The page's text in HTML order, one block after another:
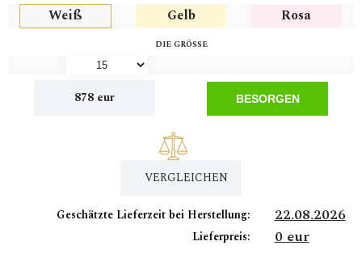
Weiß Gelb Rosa
DIE GRÖSSE
VERGLEICHEN
878 eur BESORGEN
Geschätzte Lieferzeit bei Herstellung: 22.08.2026
Lieferpreis: 0 eur